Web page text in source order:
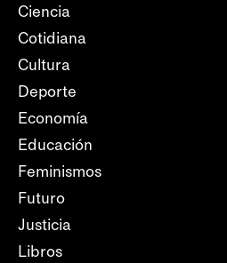
Ciencia
Cotidiana
Cultura
Deporte
Economía
Educación
Feminismos
Futuro
Justicia
Libros